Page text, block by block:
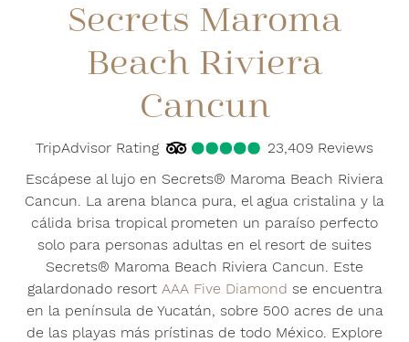
Secrets Maroma
Beach Riviera
Cancun
TripAdvisor Rating 23,409 Reviews
5.0TripAdvisor Rating23409
Escápese al lujo en Secrets® Maroma Beach Riviera
Cancun. La arena blanca pura, el agua cristalina y la
cálida brisa tropical prometen un paraíso perfecto
solo para personas adultas en el resort de suites
Secrets® Maroma Beach Riviera Cancun. Este
galardonado resort AAA Five Diamond se encuentra
en la península de Yucatán, sobre 500 acres de una
de las playas más prístinas de todo México. Explore